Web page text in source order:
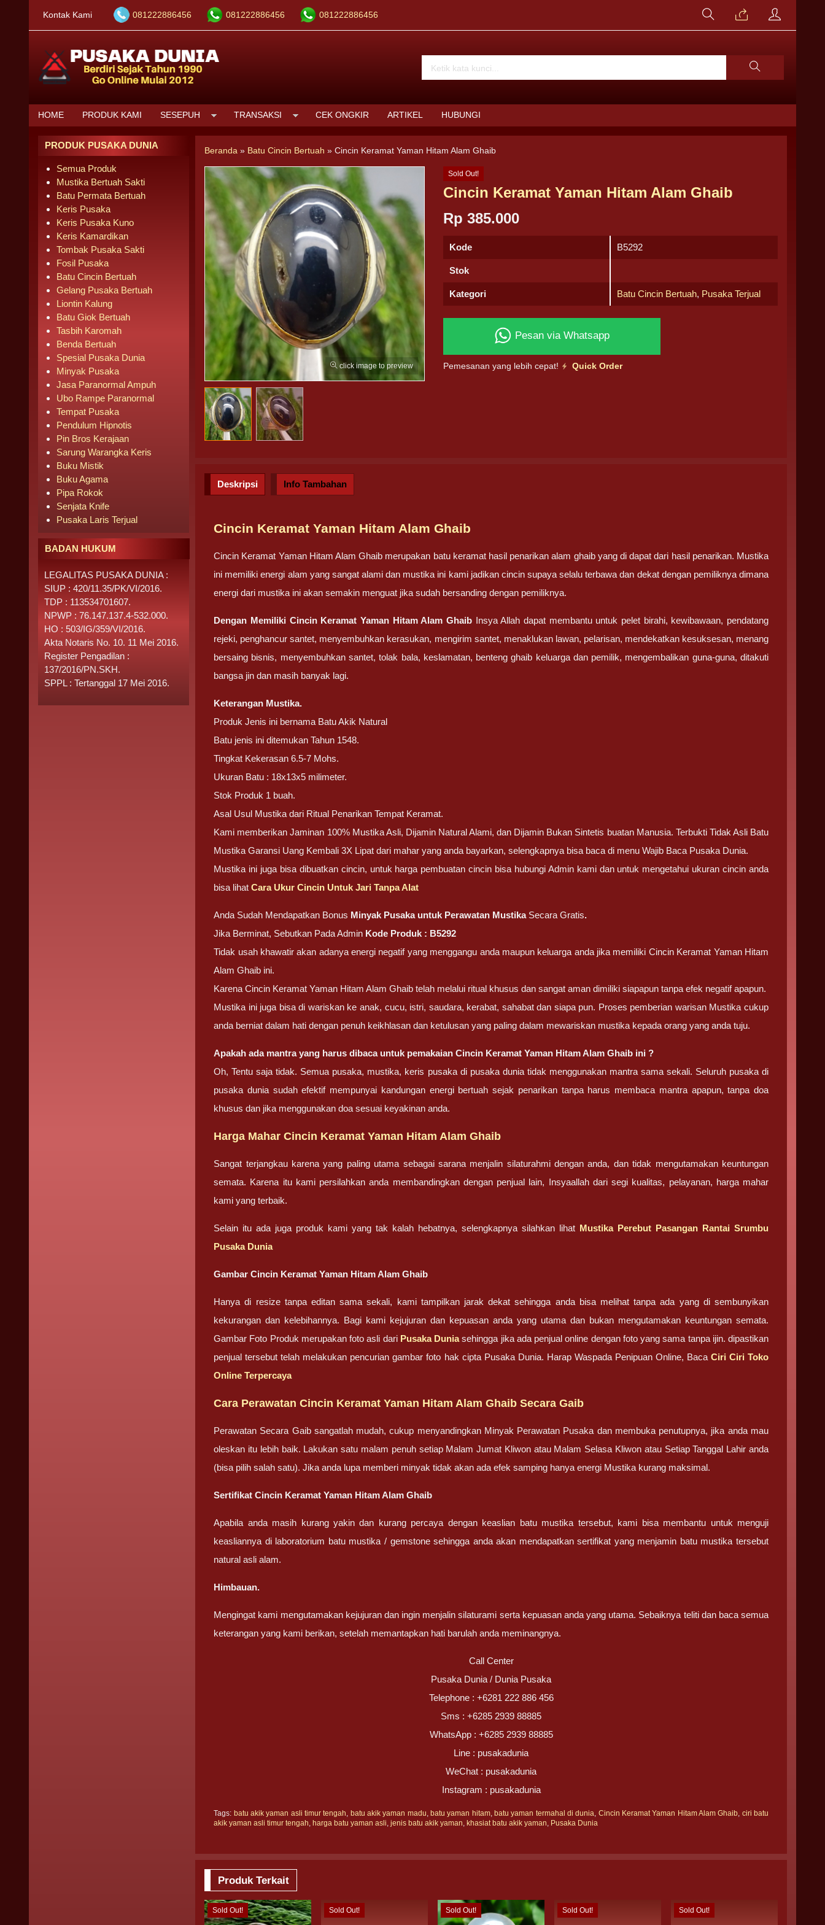
Kontak Kami 081222886456 081222886456 081222886456
HOME PRODUK KAMI SESEPUH TRANSAKSI CEK ONGKIR ARTIKEL HUBUNGI
Beranda » Batu Cincin Bertuah »Cincin Keramat Yaman Hitam Alam Ghaib
click image to preview
Sold Out!
Cincin Keramat Yaman Hitam Alam Ghaib
Rp 385.000
Kode B5292
Stok
Kategori Batu Cincin Bertuah, Pusaka Terjual
Pesan via Whatsapp
Pemesanan yang lebih cepat! Quick Order
Deskripsi Info Tambahan
Cincin Keramat Yaman Hitam Alam Ghaib
Cincin Keramat Yaman Hitam Alam Ghaib merupakan batu keramat hasil penarikan alam ghaib yang di dapat dari hasil penarikan. Mustika
ini memiliki energi alam yang sangat alami dan mustika ini kami jadikan cincin supaya selalu terbawa dan dekat dengan pemiliknya dimana
energi dari mustika ini akan semakin menguat jika sudah bersanding dengan pemiliknya.
Dengan Memiliki Cincin Keramat Yaman Hitam Alam Ghaib Insya Allah dapat membantu untuk pelet birahi, kewibawaan, pendatang
rejeki, penghancur santet, menyembuhkan kerasukan, mengirim santet, menaklukan lawan, pelarisan, mendekatkan kesuksesan, menang
bersaing bisnis, menyembuhkan santet, tolak bala, keslamatan, benteng ghaib keluarga dan pemilik, mengembalikan guna-guna, ditakuti
bangsa jin dan masih banyak lagi.
Keterangan Mustika.
Produk Jenis ini bernama Batu Akik Natural
Batu jenis ini ditemukan Tahun 1548.
Tingkat Kekerasan 6.5-7 Mohs.
Ukuran Batu : 18x13x5 milimeter.
Stok Produk 1 buah.
Asal Usul Mustika dari Ritual Penarikan Tempat Keramat.
Kami memberikan Jaminan 100% Mustika Asli, Dijamin Natural Alami, dan Dijamin Bukan Sintetis buatan Manusia. Terbukti Tidak Asli Batu
Mustika Garansi Uang Kembali 3X Lipat dari mahar yang anda bayarkan, selengkapnya bisa baca di menu Wajib Baca Pusaka Dunia.
Mustika ini juga bisa dibuatkan cincin, untuk harga pembuatan cincin bisa hubungi Admin kami dan untuk mengetahui ukuran cincin anda
bisa lihatCara Ukur Cincin Untuk Jari Tanpa Alat
Anda Sudah Mendapatkan Bonus Minyak Pusaka untuk Perawatan Mustika Secara Gratis.
Jika Berminat, Sebutkan Pada Admin Kode Produk : B5292
Tidak usah khawatir akan adanya energi negatif yang menggangu anda maupun keluarga anda jika memiliki Cincin Keramat Yaman Hitam
Alam Ghaib ini.
Karena Cincin Keramat Yaman Hitam Alam Ghaib telah melalui ritual khusus dan sangat aman dimiliki siapapun tanpa efek negatif apapun.
Mustika ini juga bisa di wariskan ke anak, cucu, istri, saudara, kerabat, sahabat dan siapa pun. Proses pemberian warisan Mustika cukup
anda berniat dalam hati dengan penuh keikhlasan dan ketulusan yang paling dalam mewariskan mustika kepada orang yang anda tuju.
Apakah ada mantra yang harus dibaca untuk pemakaian Cincin Keramat Yaman Hitam Alam Ghaib ini ?
Oh, Tentu saja tidak. Semua pusaka, mustika, keris pusaka di pusaka dunia tidak menggunakan mantra sama sekali. Seluruh pusaka di
pusaka dunia sudah efektif mempunyai kandungan energi bertuah sejak penarikan tanpa harus membaca mantra apapun, tanpa doa
khusus dan jika menggunakan doa sesuai keyakinan anda.
Harga Mahar Cincin Keramat Yaman Hitam Alam Ghaib
Sangat terjangkau karena yang paling utama sebagai sarana menjalin silaturahmi dengan anda, dan tidak mengutamakan keuntungan
semata. Karena itu kami persilahkan anda membandingkan dengan penjual lain, Insyaallah dari segi kualitas, pelayanan, harga mahar
kami yang terbaik.
Selain itu ada juga produk kami yang tak kalah hebatnya, selengkapnya silahkan lihat Mustika Perebut Pasangan Rantai Srumbu
Pusaka Dunia
Gambar Cincin Keramat Yaman Hitam Alam Ghaib
Hanya di resize tanpa editan sama sekali, kami tampilkan jarak dekat sehingga anda bisa melihat tanpa ada yang di sembunyikan
kekurangan dan kelebihannya. Bagi kami kejujuran dan kepuasan anda yang utama dan bukan mengutamakan keuntungan semata.
Gambar Foto Produk merupakan foto asli dari Pusaka Duniasehingga jika ada penjual online dengan foto yang sama tanpa ijin. dipastikan
penjual tersebut telah melakukan pencurian gambar foto hak cipta Pusaka Dunia. Harap Waspada Penipuan Online, Baca Ciri Ciri Toko
Online Terpercaya
Cara Perawatan Cincin Keramat Yaman Hitam Alam Ghaib Secara Gaib
Perawatan Secara Gaib sangatlah mudah, cukup menyandingkan Minyak Perawatan Pusaka dan membuka penutupnya, jika anda mau
oleskan itu lebih baik. Lakukan satu malam penuh setiap Malam Jumat Kliwon atau Malam Selasa Kliwon atau Setiap Tanggal Lahir anda
(bisa pilih salah satu). Jika anda lupa memberi minyak tidak akan ada efek samping hanya energi Mustika kurang maksimal.
Sertifikat Cincin Keramat Yaman Hitam Alam Ghaib
Apabila anda masih kurang yakin dan kurang percaya dengan keaslian batu mustika tersebut, kami bisa membantu untuk menguji
keasliannya di laboratorium batu mustika / gemstone sehingga anda akan mendapatkan sertifikat yang menjamin batu mustika tersebut
natural asli alam.
Himbauan.
Mengingat kami mengutamakan kejujuran dan ingin menjalin silaturami serta kepuasan anda yang utama. Sebaiknya teliti dan baca semua
keterangan yang kami berikan, setelah memantapkan hati barulah anda meminangnya.
Call Center
Pusaka Dunia / Dunia Pusaka
Telephone : +6281 222 886 456
Sms : +6285 2939 88885
WhatsApp : +6285 2939 88885
Line : pusakadunia
WeChat : pusakadunia
Instagram : pusakadunia
Tags: batu akik yaman asli timur tengah, batu akik yaman madu, batu yaman hitam, batu yaman termahal di dunia, Cincin Keramat Yaman Hitam Alam Ghaib, ciri batu
akik yaman asli timur tengah, harga batu yaman asli,jenis batu akik yaman, khasiat batu akik yaman, Pusaka Dunia
Produk Terkait
Sold Out! Sold Out! Sold Out! Sold Out! Sold Out!
PRODUK PUSAKA DUNIA
Semua Produk
Mustika Bertuah Sakti
Batu Permata Bertuah
Keris Pusaka
Keris Pusaka Kuno
Keris Kamardikan
Tombak Pusaka Sakti
Fosil Pusaka
Batu Cincin Bertuah
Gelang Pusaka Bertuah
Liontin Kalung
Batu Giok Bertuah
Tasbih Karomah
Benda Bertuah
Spesial Pusaka Dunia
Minyak Pusaka
Jasa Paranormal Ampuh
Ubo Rampe Paranormal
Tempat Pusaka
Pendulum Hipnotis
Pin Bros Kerajaan
Sarung Warangka Keris
Buku Mistik
Buku Agama
Pipa Rokok
Senjata Knife
Pusaka Laris Terjual
BADAN HUKUM
LEGALITAS PUSAKA DUNIA :
SIUP : 420/11.35/PK/VI/2016.
TDP : 113534701607.
NPWP : 76.147.137.4-532.000.
HO : 503/IG/359/VI/2016.
Akta Notaris No. 10. 11 Mei 2016.
Register Pengadilan :
137/2016/PN.SKH.
SPPL : Tertanggal 17 Mei 2016.